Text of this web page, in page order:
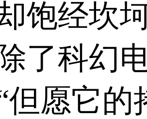
饱经坎
了科幻
但愿它的